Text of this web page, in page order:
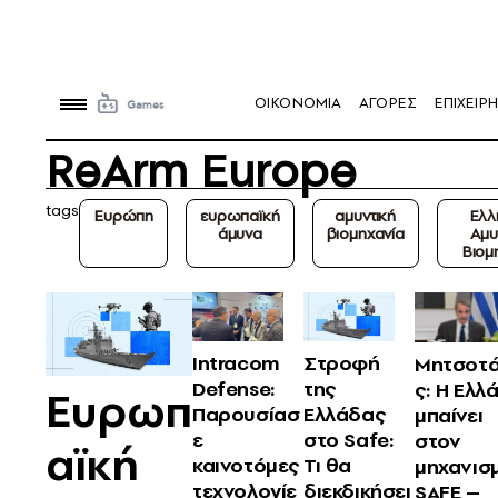
OIKONOMIA ΑΓΟΡΕΣ
ReArm Europe
tags Ευρώπη
ευρωπαϊκή
άμυνα
αμυντική
βιομηχανία
Ευρωπ
αϊκή
Intracom
Defense:
Παρουσίασ
ε
καινοτόμες
τεχνολογίε
Στροφή
της
Ελλάδας
στο Safe:
Τι θα
διεκδικήσει
ς: Η
μπαίνει
στον
SAFE –